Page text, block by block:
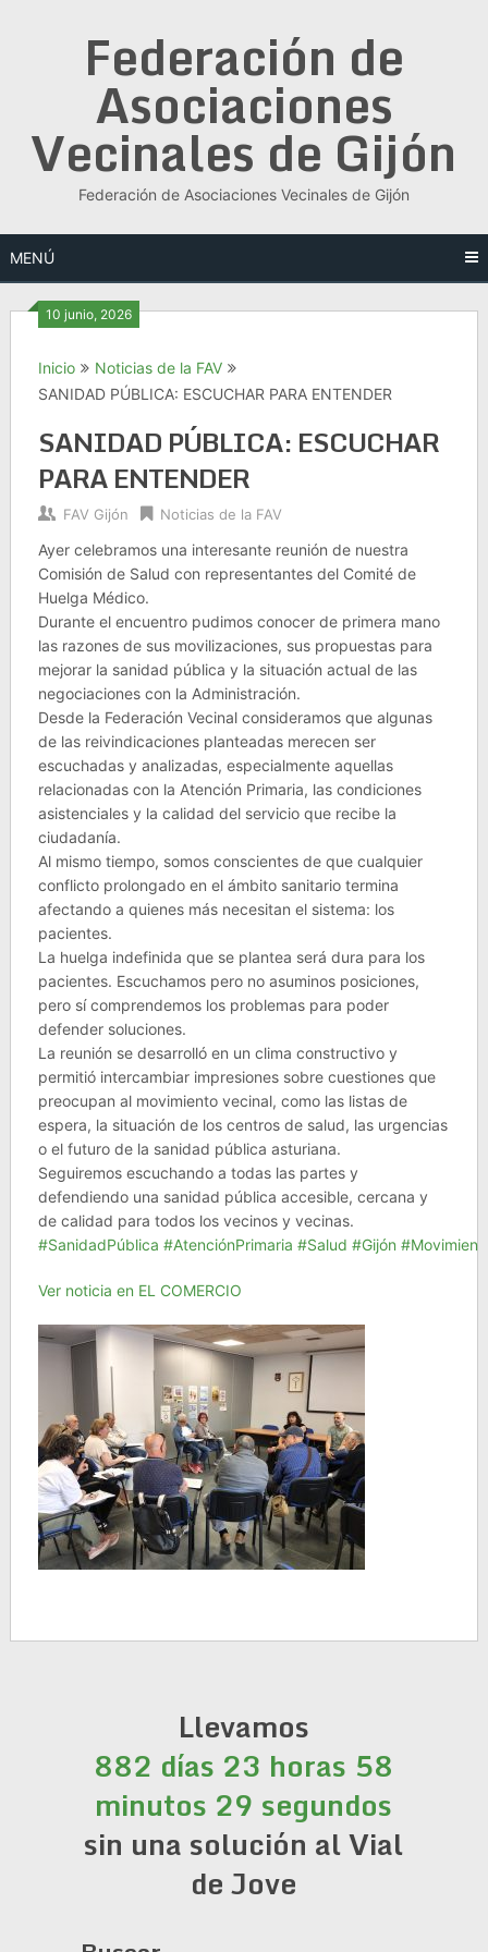
Federación de
Asociaciones
Vecinales de Gijón
Federación de Asociaciones Vecinales de Gijón
MENÚ
10 junio, 2026
Inicio
Noticias de la FAV
SANIDAD PÚBLICA: ESCUCHAR PARA ENTENDER
SANIDAD PÚBLICA: ESCUCHAR
PARA ENTENDER
FAV Gijón Noticias de la FAV
Ayer celebramos una interesante reunión de nuestra
Comisión de Salud con representantes del Comité de
Huelga Médico.
Durante el encuentro pudimos conocer de primera mano
las razones de sus movilizaciones, sus propuestas para
mejorar la sanidad pública y la situación actual de las
negociaciones con la Administración.
Desde la Federación Vecinal consideramos que algunas
de las reivindicaciones planteadas merecen ser
escuchadas y analizadas, especialmente aquellas
relacionadas con la Atención Primaria, las condiciones
asistenciales y la calidad del servicio que recibe la
ciudadanía.
Al mismo tiempo, somos conscientes de que cualquier
conflicto prolongado en el ámbito sanitario termina
afectando a quienes más necesitan el sistema: los
pacientes.
La huelga indefinida que se plantea será dura para los
pacientes. Escuchamos pero no asuminos posiciones,
pero sí comprendemos los problemas para poder
defender soluciones.
La reunión se desarrolló en un clima constructivo y
permitió intercambiar impresiones sobre cuestiones que
preocupan al movimiento vecinal, como las listas de
espera, la situación de los centros de salud, las urgencias
o el futuro de la sanidad pública asturiana.
Seguiremos escuchando a todas las partes y
defendiendo una sanidad pública accesible, cercana y
de calidad para todos los vecinos y vecinas.
#SanidadPública #AtenciónPrimaria #Salud #Gijón
Ver noticia en EL COMERCIO
Llevamos
882 días 23 horas 58
minutos 29 segundos
sin una solución al Vial
de Jove